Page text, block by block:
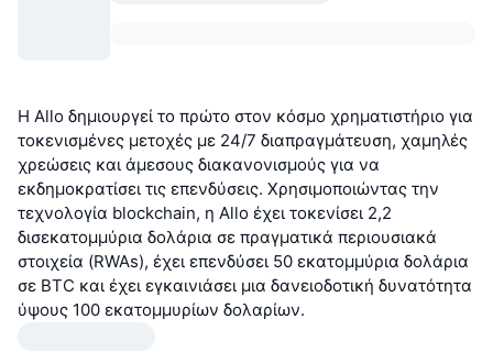
Η Allo δημιουργεί το πρώτο στον κόσμο χρηματιστήριο για
τοκενισμένες μετοχές με 24/7 διαπραγμάτευση, χαμηλές
χρεώσεις και άμεσους διακανονισμούς για να
εκδημοκρατίσει τις επενδύσεις. Χρησιμοποιώντας την
τεχνολογία blockchain, η Allo έχει τοκενίσει 2,2
δισεκατομμύρια δολάρια σε πραγματικά περιουσιακά
στοιχεία (RWAs), έχει επενδύσει 50 εκατομμύρια δολάρια
σε BTC και έχει εγκαινιάσει μια δανειοδοτική δυνατότητα
ύψους 100 εκατομμυρίων δολαρίων.